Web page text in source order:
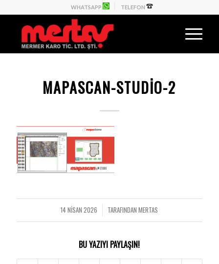
WHATSAPP TELEFON
MAPASCAN-STUDIO-2
14 NISAN 2026
/ TARAFINDANMERTAS
BU YAZIYI PAYLAŞIN!